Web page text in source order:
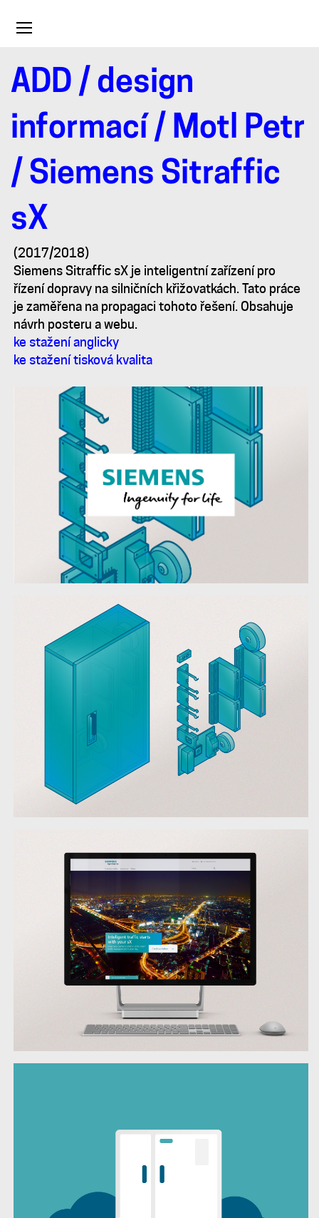
Toggle
ADD / design
informací / Motl Petr
/ Siemens Sitraffic
sX
Siemens
Sitraffic
sX
(2017/2018)
Siemens Sitraffic sX je inteligentní zařízení pro
řízení dopravy na silničních křižovatkách. Tato práce
je zaměřena na propagaci tohoto řešení. Obsahuje
návrh posteru a webu.
ke stažení anglicky
ke stažení tisková kvalita